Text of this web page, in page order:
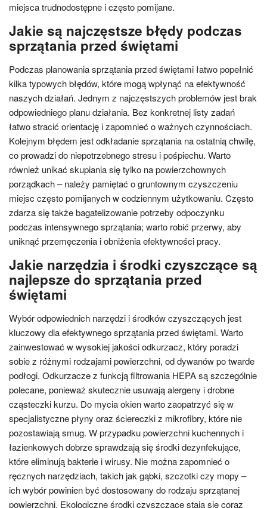
miejsca trudnodostępne i często pomijane.
Jakie są najczęstsze błędy podczas
sprzątania przed świętami
Podczas planowania sprzątania przed świętami łatwo popełnić
kilka typowych błędów, które mogą wpłynąć na efektywność
naszych działań. Jednym z najczęstszych problemów jest brak
odpowiedniego planu działania. Bez konkretnej listy zadań
łatwo stracić orientację i zapomnieć o ważnych czynnościach.
Kolejnym błędem jest odkładanie sprzątania na ostatnią chwilę,
co prowadzi do niepotrzebnego stresu i pośpiechu. Warto
również unikać skupiania się tylko na powierzchownych
porządkach – należy pamiętać o gruntownym czyszczeniu
miejsc często pomijanych w codziennym użytkowaniu. Często
zdarza się także bagatelizowanie potrzeby odpoczynku
podczas intensywnego sprzątania; warto robić przerwy, aby
uniknąć przemęczenia i obniżenia efektywności pracy.
Jakie narzędzia i środki czyszczące są
najlepsze do sprzątania przed
świętami
Wybór odpowiednich narzędzi i środków czyszczących jest
kluczowy dla efektywnego sprzątania przed świętami. Warto
zainwestować w wysokiej jakości odkurzacz, który poradzi
sobie z różnymi rodzajami powierzchni, od dywanów po twarde
podłogi. Odkurzacze z funkcją filtrowania HEPA są szczególnie
polecane, ponieważ skutecznie usuwają alergeny i drobne
cząsteczki kurzu. Do mycia okien warto zaopatrzyć się w
specjalistyczne płyny oraz ściereczki z mikrofibry, które nie
pozostawiają smug. W przypadku powierzchni kuchennych i
łazienkowych dobrze sprawdzają się środki dezynfekujące,
które eliminują bakterie i wirusy. Nie można zapomnieć o
ręcznych narzędziach, takich jak gąbki, szczotki czy mopy –
ich wybór powinien być dostosowany do rodzaju sprzątanej
powierzchni. Ekologiczne środki czyszczące stają się coraz